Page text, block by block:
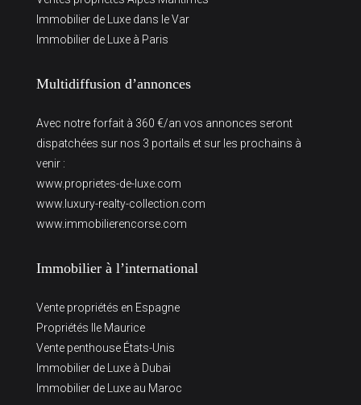
Immobilier de Luxe dans le Var
Immobilier de Luxe à Paris
Multidiffusion d’annonces
Avec notre forfait à 360 €/an vos annonces seront
dispatchées sur nos 3 portails et sur les prochains à
venir :
www.proprietes-de-luxe.com
www.luxury-realty-collection.com
www.immobilierencorse.com
Immobilier à l’international
Vente propriétés en Espagne
Propriétés Ile Maurice
Vente penthouse États-Unis
Immobilier de Luxe à Dubai
Immobilier de Luxe au Maroc